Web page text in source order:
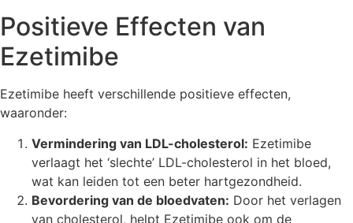
Positieve Effecten van
Ezetimibe
Ezetimibe heeft verschillende positieve effecten,
waaronder:
Vermindering van LDL-cholesterol: Ezetimibe
verlaagt het ‘slechte’ LDL-cholesterol in het bloed,
wat kan leiden tot een beter hartgezondheid.
Bevordering van de bloedvaten: Door het verlagen
van cholesterol, helpt Ezetimibe ook om de